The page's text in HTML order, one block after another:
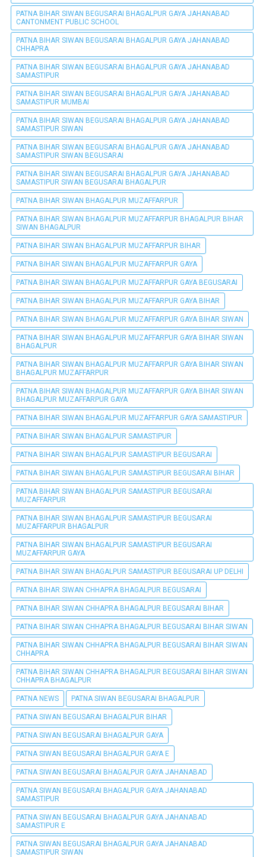
PATNA BIHAR SIWAN BEGUSARAI BHAGALPUR GAYA JAHANABAD
CANTONMENT PUBLIC SCHOOL
PATNA BIHAR SIWAN BEGUSARAI BHAGALPUR GAYA JAHANABAD
CHHAPRA
PATNA BIHAR SIWAN BEGUSARAI BHAGALPUR GAYA JAHANABAD
SAMASTIPUR
PATNA BIHAR SIWAN BEGUSARAI BHAGALPUR GAYA JAHANABAD
SAMASTIPUR MUMBAI
PATNA BIHAR SIWAN BEGUSARAI BHAGALPUR GAYA JAHANABAD
SAMASTIPUR SIWAN
PATNA BIHAR SIWAN BEGUSARAI BHAGALPUR GAYA JAHANABAD
SAMASTIPUR SIWAN BEGUSARAI
PATNA BIHAR SIWAN BEGUSARAI BHAGALPUR GAYA JAHANABAD
SAMASTIPUR SIWAN BEGUSARAI BHAGALPUR
PATNA BIHAR SIWAN BHAGALPUR MUZAFFARPUR
PATNA BIHAR SIWAN BHAGALPUR MUZAFFARPUR BHAGALPUR BIHAR
SIWAN BHAGALPUR
PATNA BIHAR SIWAN BHAGALPUR MUZAFFARPUR BIHAR
PATNA BIHAR SIWAN BHAGALPUR MUZAFFARPUR GAYA
PATNA BIHAR SIWAN BHAGALPUR MUZAFFARPUR GAYA BEGUSARAI
PATNA BIHAR SIWAN BHAGALPUR MUZAFFARPUR GAYA BIHAR
PATNA BIHAR SIWAN BHAGALPUR MUZAFFARPUR GAYA BIHAR SIWAN
PATNA BIHAR SIWAN BHAGALPUR MUZAFFARPUR GAYA BIHAR SIWAN
BHAGALPUR
PATNA BIHAR SIWAN BHAGALPUR MUZAFFARPUR GAYA BIHAR SIWAN
BHAGALPUR MUZAFFARPUR
PATNA BIHAR SIWAN BHAGALPUR MUZAFFARPUR GAYA BIHAR SIWAN
BHAGALPUR MUZAFFARPUR GAYA
PATNA BIHAR SIWAN BHAGALPUR MUZAFFARPUR GAYA SAMASTIPUR
PATNA BIHAR SIWAN BHAGALPUR SAMASTIPUR
PATNA BIHAR SIWAN BHAGALPUR SAMASTIPUR BEGUSARAI
PATNA BIHAR SIWAN BHAGALPUR SAMASTIPUR BEGUSARAI BIHAR
PATNA BIHAR SIWAN BHAGALPUR SAMASTIPUR BEGUSARAI
MUZAFFARPUR
PATNA BIHAR SIWAN BHAGALPUR SAMASTIPUR BEGUSARAI
MUZAFFARPUR BHAGALPUR
PATNA BIHAR SIWAN BHAGALPUR SAMASTIPUR BEGUSARAI
MUZAFFARPUR GAYA
PATNA BIHAR SIWAN BHAGALPUR SAMASTIPUR BEGUSARAI UP DELHI
PATNA BIHAR SIWAN CHHAPRA BHAGALPUR BEGUSARAI
PATNA BIHAR SIWAN CHHAPRA BHAGALPUR BEGUSARAI BIHAR
PATNA BIHAR SIWAN CHHAPRA BHAGALPUR BEGUSARAI BIHAR SIWAN
PATNA BIHAR SIWAN CHHAPRA BHAGALPUR BEGUSARAI BIHAR SIWAN
CHHAPRA
PATNA BIHAR SIWAN CHHAPRA BHAGALPUR BEGUSARAI BIHAR SIWAN
CHHAPRA BHAGALPUR
PATNA NEWS PATNA SIWAN BEGUSARAI BHAGALPUR
PATNA SIWAN BEGUSARAI BHAGALPUR BIHAR
PATNA SIWAN BEGUSARAI BHAGALPUR GAYA
PATNA SIWAN BEGUSARAI BHAGALPUR GAYA E
PATNA SIWAN BEGUSARAI BHAGALPUR GAYA JAHANABAD
PATNA SIWAN BEGUSARAI BHAGALPUR GAYA JAHANABAD
SAMASTIPUR
PATNA SIWAN BEGUSARAI BHAGALPUR GAYA JAHANABAD
SAMASTIPUR E
PATNA SIWAN BEGUSARAI BHAGALPUR GAYA JAHANABAD
SAMASTIPUR SIWAN